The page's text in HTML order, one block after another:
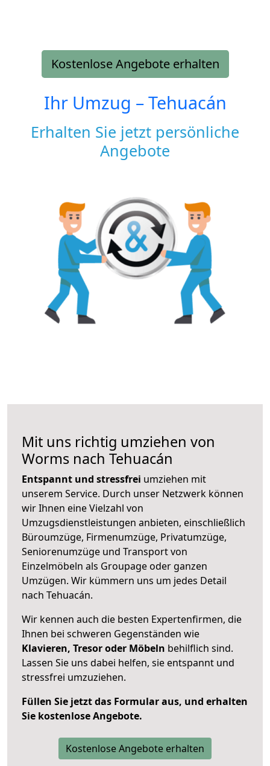
Kostenlose Angebote erhalten
Ihr Umzug –Tehuacán
Erhalten Sie jetzt persönliche
Angebote
Mit uns richtig umziehen von
Worms nach Tehuacán
Entspannt und stressfrei umziehen mit
unserem Service. Durch unser Netzwerk können
wir Ihnen eine Vielzahl von
Umzugsdienstleistungen anbieten, einschließlich
Büroumzüge, Firmenumzüge, Privatumzüge,
Seniorenumzüge und Transport von
Einzelmöbeln als Groupage oder ganzen
Umzügen. Wir kümmern uns um jedes Detail
nach Tehuacán.
Wir kennen auch die besten Expertenfirmen, die
Ihnen bei schweren Gegenständen wie
Klavieren, Tresor oder Möbeln behilflich sind.
Lassen Sie uns dabei helfen, sie entspannt und
stressfrei umzuziehen.
Füllen Sie jetzt das Formular aus, und erhalten
Sie kostenlose Angebote.
Kostenlose Angebote erhalten